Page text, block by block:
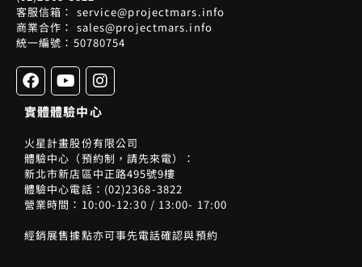
客服信箱： service@projectmars.info
商業合作： sales@projectmars.info
統一編號：50780754
F
a
c
e
b
o
o
k
Y
o
u
t
u
b
e
I
n
s
t
a
g
r
a
m
實體體驗中心
火星計畫股份有限公司
體驗中心（預約制，請先來電）：
新北市新店區中正路495號9樓
體驗中心電話：(02)2368-3822
營業時間：10:00-12:30 / 13:00- 17:00
經銷展售據點亦可事先電話確認與預約